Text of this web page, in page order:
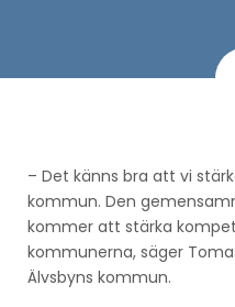
– Det känns bra att vi
kommun. Den
kommer att stärka
kommunerna, säger
Älvsbyns kommun.